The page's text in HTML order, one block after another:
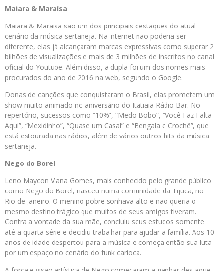
Maiara & Maraísa
Maiara & Maraisa são um dos principais destaques do atual
cenário da música sertaneja. Na internet não poderia ser
diferente, elas já alcançaram marcas expressivas como superar 2
bilhões de visualizações e mais de 3 milhões de inscritos no canal
oficial do Youtube. Além disso, a dupla foi um dos nomes mais
procurados do ano de 2016 na web, segundo o Google.
Donas de canções que conquistaram o Brasil, elas prometem um
show muito animado no aniversário do Itatiaia Rádio Bar. No
repertório, sucessos como “10%”, “Medo Bobo”, “Você Faz Falta
Aqui”, “Mexidinho”, “Quase um Casal” e “Bengala e Crochê”, que
está estourada nas rádios, além de vários outros hits da música
sertaneja.
Nego do Borel
Leno Maycon Viana Gomes, mais conhecido pelo grande público
como Nego do Borel, nasceu numa comunidade da Tijuca, no
Rio de Janeiro. O menino pobre sonhava alto e não queria o
mesmo destino trágico que muitos de seus amigos tiveram.
Contra a vontade da sua mãe, concluiu seus estudos somente
até a quarta série e decidiu trabalhar para ajudar a família. Aos 10
anos de idade despertou para a música e começa então sua luta
por um espaço no cenário do funk carioca.